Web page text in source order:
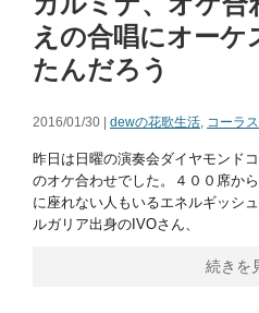
えの合唱にオーケ
たんだろう
2016/01/30 | dewの花歌生活, コーラス
昨日は日曜の演奏会ダイヤモンド
のオケ合わせでした。４００席か
に座れない人もいるエネルギッシ
ルガリア出身のIVOさん、
続きを